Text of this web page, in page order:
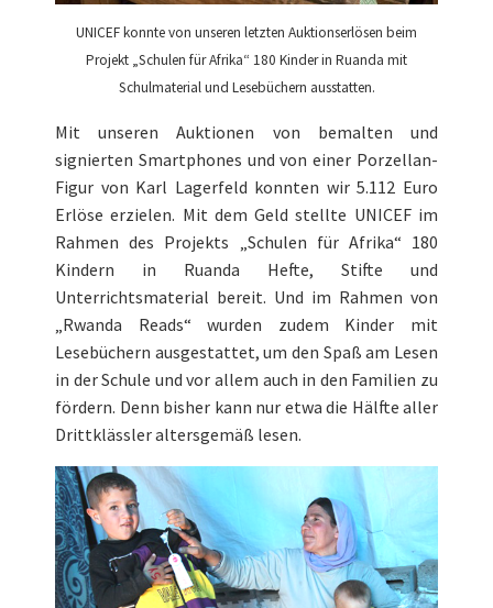
UNICEF konnte von unseren letzten Auktionserlösen beim
Projekt „Schulen für Afrika“ 180 Kinder in Ruanda mit
Schulmaterial und Lesebüchern ausstatten.
Mit unseren Auktionen von bemalten und
signierten Smartphones und von einer Porzellan-
Figur von Karl Lagerfeld konnten wir 5.112 Euro
Erlöse erzielen. Mit dem Geld stellte UNICEF im
Rahmen des Projekts „Schulen für Afrika“ 180
Kindern in Ruanda Hefte, Stifte und
Unterrichtsmaterial bereit. Und im Rahmen von
„Rwanda Reads“ wurden zudem Kinder mit
Lesebüchern ausgestattet, um den Spaß am Lesen
in der Schule und vor allem auch in den Familien zu
fördern. Denn bisher kann nur etwa die Hälfte aller
Drittklässler altersgemäß lesen.